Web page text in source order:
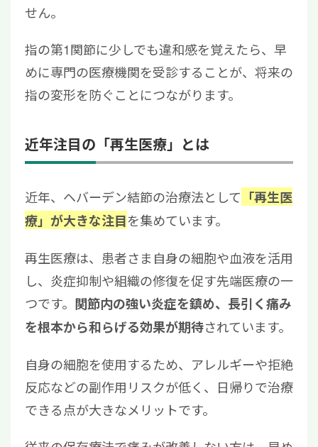
せん。
指の第1関節に少しでも違和感を覚えたら、早
めに専門の医療機関を受診することが、将来の
指の変形を防ぐことにつながります。
近年注目の「再生医療」とは
近年、ヘバーデン結節の治療法として 「再生医
療」が大きな注目を集めています。
再生医療は、患者さま自身の細胞や血液を活用
し、炎症抑制や組織の修復を促す先端医療の一
つです。 関節内の強い炎症を鎮め、長引く痛み
を根本から和らげる効果が期待されています。
自身の細胞を使用するため、アレルギーや拒絶
反応などの副作用リスクが低く、日帰りで治療
できる点が大きなメリットです。